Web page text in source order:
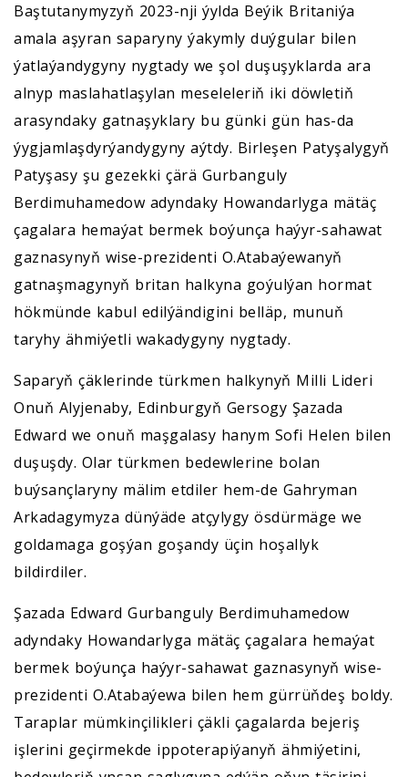
Baştutanymyzyň 2023-nji ýylda Beýik Britaniýa
amala aşyran saparyny ýakymly duýgular bilen
ýatlaýandygyny nygtady we şol duşuşyklarda ara
alnyp maslahatlaşylan meseleleriň iki döwletiň
arasyndaky gatnaşyklary bu günki gün has-da
ýygjamlaşdyrýandygyny aýtdy. Birleşen Patyşalygyň
Patyşasy şu gezekki çärä Gurbanguly
Berdimuhamedow adyndaky Howandarlyga mätäç
çagalara hemaýat bermek boýunça haýyr-sahawat
gaznasynyň wise-prezidenti O.Atabaýewanyň
gatnaşmagynyň britan halkyna goýulýan hormat
hökmünde kabul edilýändigini belläp, munuň
taryhy ähmiýetli wakadygyny nygtady.
Saparyň çäklerinde türkmen halkynyň Milli Lideri
Onuň Alyjenaby, Edinburgyň Gersogy Şazada
Edward we onuň maşgalasy hanym Sofi Helen bilen
duşuşdy. Olar türkmen bedewlerine bolan
buýsançlaryny mälim etdiler hem-de Gahryman
Arkadagymyza dünýäde atçylygy ösdürmäge we
goldamaga goşýan goşandy üçin hoşallyk
bildirdiler.
Şazada Edward Gurbanguly Berdimuhamedow
adyndaky Howandarlyga mätäç çagalara hemaýat
bermek boýunça haýyr-sahawat gaznasynyň wise-
prezidenti O.Atabaýewa bilen hem gürrüňdeş boldy.
Taraplar mümkinçilikleri çäkli çagalarda bejeriş
işlerini geçirmekde ippoterapiýanyň ähmiýetini,